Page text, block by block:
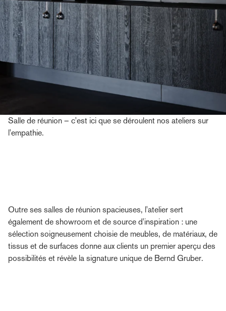
Salle de réunion – c'est ici que se déroulent nos ateliers sur
l'empathie.
Outre ses salles de réunion spacieuses, l'atelier sert
également de showroom et de source d'inspiration : une
sélection soigneusement choisie de meubles, de matériaux, de
tissus et de surfaces donne aux clients un premier aperçu des
possibilités et révèle la signature unique de Bernd Gruber.